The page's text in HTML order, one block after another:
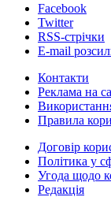
Facebook
Twitter
RSS-стрічки
E-mail
Контакти
Реклама на
Правила
Договір
Політика у
Угода щодо
Редакція